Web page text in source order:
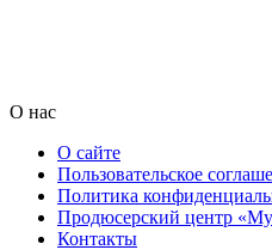
О нас
О сайте
Пользовательское
Политика
Продюсерский центр
Контакты